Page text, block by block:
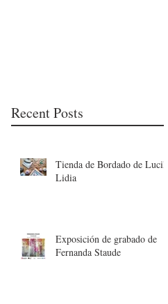
Recent Posts
Tienda de Bordado de Lucila
Lidia
Exposición de grabado de
Fernanda Staude